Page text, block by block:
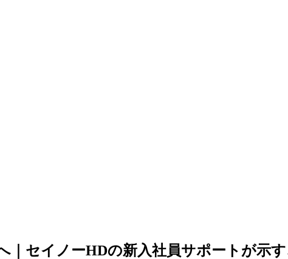
｜セイノーHDの新入社員サポートが示